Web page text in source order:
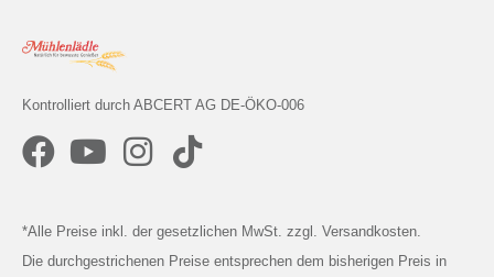
Kontrolliert durch ABCERT AG DE-ÖKO-006
*Alle Preise inkl. der gesetzlichen MwSt. zzgl. Versandkosten.
Die durchgestrichenen Preise entsprechen dem bisherigen Preis in